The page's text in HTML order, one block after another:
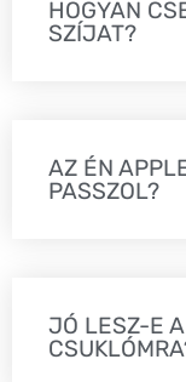
HOGYAN
SZÍJAT?
AZ ÉN
PASSZOL?
JÓ LESZ-E